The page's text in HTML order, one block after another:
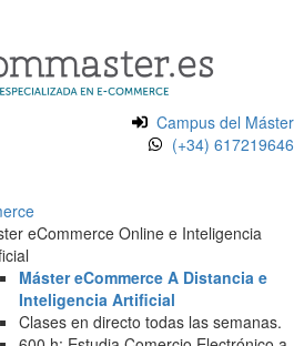
Campus del Máster
(+34) 617219646
eCommerce Online e Inteligencia
Máster eCommerce A Distancia e
Inteligencia Artificial
Clases en directo todas las semanas.